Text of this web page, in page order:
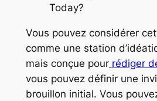
Vous pouvez considérer
comme une station
mais conçue pour rédiger
vous pouvez définir une
brouillon initial. Vous